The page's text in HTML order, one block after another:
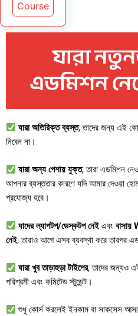
Course
যারা
এডমিশন
যারা অতিরিক্ত ব্যস্ত, তাদের জন্য এই
নিবেন না।
যারা অন্য পেশায় যুক্ত, তারা এডমিশন
আপনার ব্যস্ততার কারণে যদি আমার দেওয়া
প্রযোজ্য হবে।
যাদের ল্যাপটপ/ডেস্কটপ নেইএবং বাসায়
নেই, তারাও আগে এসব ব্যবস্থা করে তারপর
যারা খুব তাড়াহুড়া টাইপের, তাদের জন্যও
পরিশ্রমী এবং কমিটেড স্টুডেন্ট।
শুধু কোর্স করলেই ইনকাম বা সাকসেস